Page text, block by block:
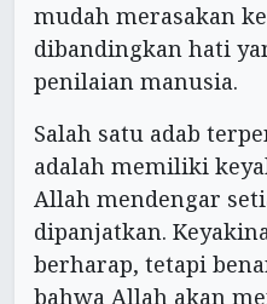
mudah merasakan
dibandingkan hati
penilaian manusia.
Salah satu adab
adalah memiliki
Allah mendengar
dipanjatkan.
berharap, tetapi
bahwa Allah akan